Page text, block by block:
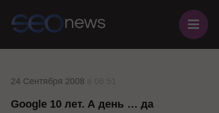
≡
24 Сентября 2008
Google 10 лет. А день … да